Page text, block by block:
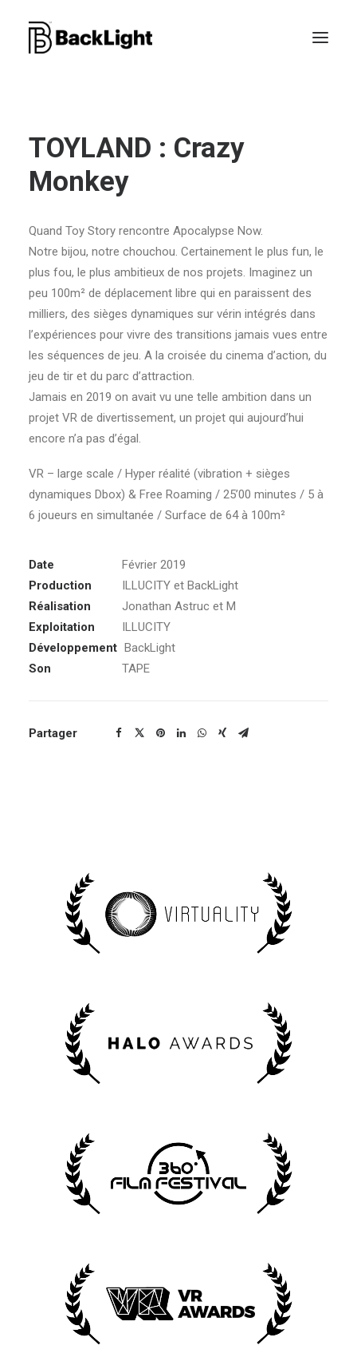
PROJETS XR
LE STUDIO
RECHERCHE
TOYLAND : Crazy
Monkey
Quand Toy Story rencontre Apocalypse Now.
Notre bijou, notre chouchou. Certainement le plus fun, le
plus fou, le plus ambitieux de nos projets. Imaginez un
peu 100m² de déplacement libre qui en paraissent des
milliers, des sièges dynamiques sur vérin intégrés dans
l’expériences pour vivre des transitions jamais vues entre
les séquences de jeu. A la croisée du cinema d’action, du
jeu de tir et du parc d’attraction.
Jamais en 2019 on avait vu une telle ambition dans un
projet VR de divertissement, un projet qui aujourd’hui
encore n’a pas d’égal.
VR – large scale / Hyper réalité (vibration + sièges
dynamiques Dbox) & Free Roaming / 25’00 minutes / 5 à
6 joueurs en simultanée / Surface de 64 à 100m²
Date
Février 2019
Production
ILLUCITY et BackLight
Réalisation
Jonathan Astruc et M
Exploitation
ILLUCITY
Développement BackLight
Son
TAPE
Partager